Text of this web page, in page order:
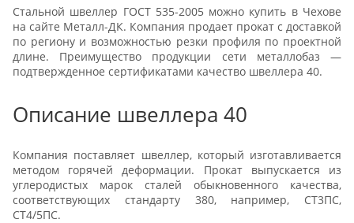
Стальной швеллер ГОСТ 535-2005 можно купить в Чехове
на сайте Металл-ДК. Компания продает прокат с доставкой
по региону и возможностью резки профиля по проектной
длине. Преимущество продукции сети металлобаз —
подтвержденное сертификатами качество швеллера 40.
Описание швеллера 40
Компания поставляет швеллер, который изготавливается
методом горячей деформации. Прокат выпускается из
углеродистых марок сталей обыкновенного качества,
соответствующих стандарту 380, например, СТ3ПС,
СТ4/5ПС.